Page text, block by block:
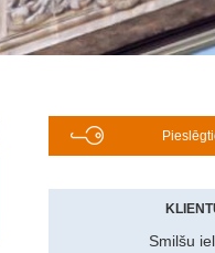
Smilšu